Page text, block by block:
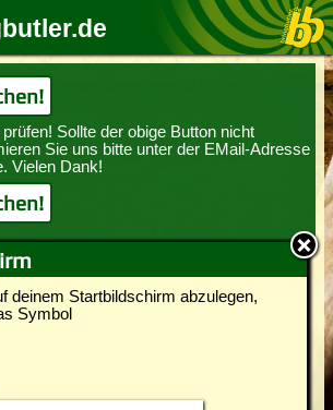
deinem Startbildschirm abzulegen,
Symbol